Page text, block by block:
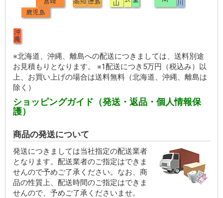
※北海道、沖縄、離島への配送につきましては、送料別途
お見積もりとなります。 ※1配送につき5万円（税込み）以
上、お買い上げの場合は送料無料（北海道、沖縄、離島は
除く）
ショッピングガイド（発送・返品・個人情報保
護）
商品の発送について
発送につきましては当社指定の配送業者
となります。配送業者のご指定はできま
せんので予めご了承ください。なお、商
品の性質上、配送時間のご指定はできま
せんので、予めご了承くださいませ。